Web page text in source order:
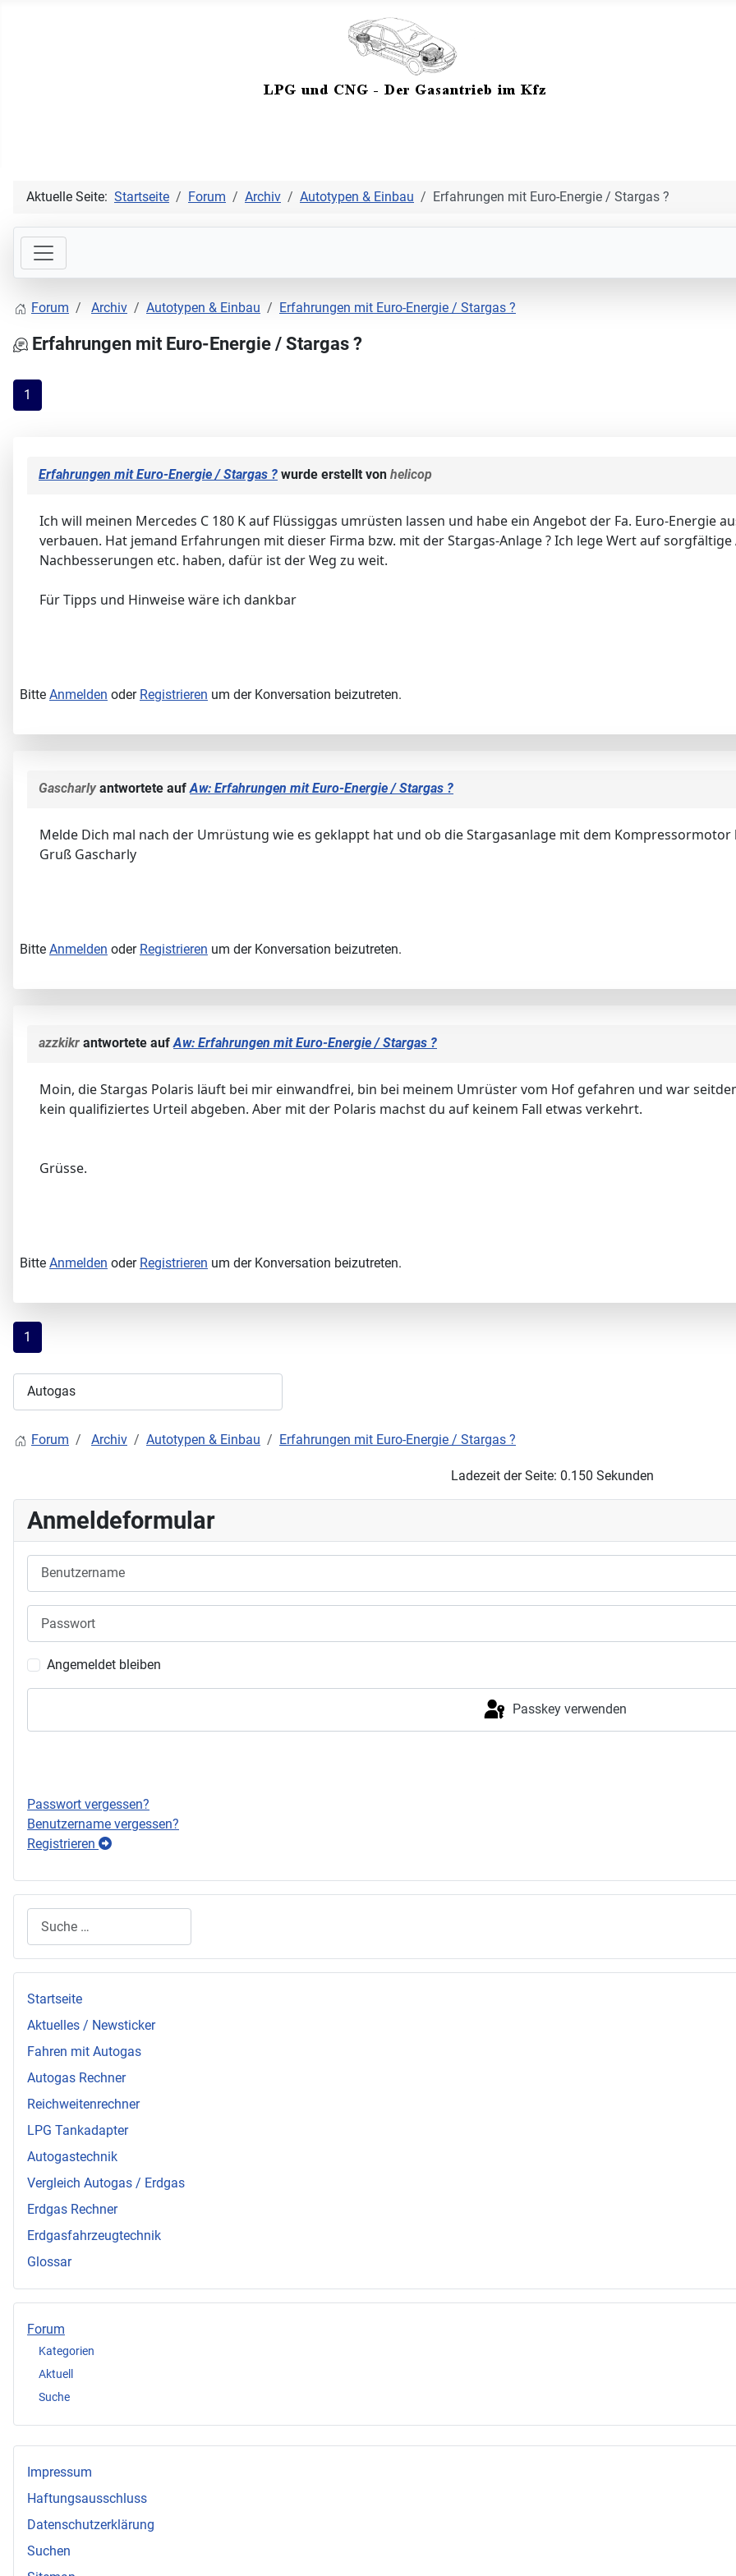
Aktuelle Seite: Startseite Forum Archiv Autotypen & Einbau Erfahrungen mit Euro-Energie / Stargas ?
Forum Archiv Autotypen & Einbau Erfahrungen mit Euro-Energie / Stargas ?
Erfahrungen mit Euro-Energie / Stargas ?
1
Erfahrungen mit Euro-Energie / Stargas ? wurde erstellt von helicop
Ich will meinen Mercedes C 180 K auf Flüssiggas umrüsten lassen und habe ein Angebot der Fa. Euro-Energie
verbauen. Hat jemand Erfahrungen mit dieser Firma bzw. mit der Stargas-Anlage ? Ich lege Wert auf
Nachbesserungen etc. haben, dafür ist der Weg zu weit.
Für Tipps und Hinweise wäre ich dankbar
Bitte Anmelden oder Registrieren um der Konversation beizutreten.
Gascharlyantwortete aufAw: Erfahrungen mit Euro-Energie / Stargas ?
Melde Dich mal nach der Umrüstung wie es geklappt hat und ob die Stargasanlage mit dem Kompressormotor
Gruß Gascharly
Bitte Anmelden oder Registrieren um der Konversation beizutreten.
azzkikr antwortete aufAw: Erfahrungen mit Euro-Energie / Stargas ?
Moin, die Stargas Polaris läuft bei mir einwandfrei, bin bei meinem Umrüster vom Hof gefahren und war
kein qualifiziertes Urteil abgeben. Aber mit der Polaris machst du auf keinem Fall etwas verkehrt.
Grüsse.
Bitte Anmelden oder Registrieren um der Konversation beizutreten.
1
Forum Archiv Autotypen & Einbau Erfahrungen mit Euro-Energie / Stargas ?
Ladezeit der Seite: 0.150 Sekunden
Anmeldeformular
Angemeldet bleiben
Passkey verwenden
Passwort vergessen?
Benutzername vergessen?
Registrieren
Startseite
Aktuelles / Newsticker
Fahren mit Autogas
Autogas Rechner
Reichweitenrechner
LPG Tankadapter
Autogastechnik
Vergleich Autogas / Erdgas
Erdgas Rechner
Erdgasfahrzeugtechnik
Glossar
Forum
Kategorien
Aktuell
Suche
Impressum
Haftungsausschluss
Datenschutzerklärung
Suchen